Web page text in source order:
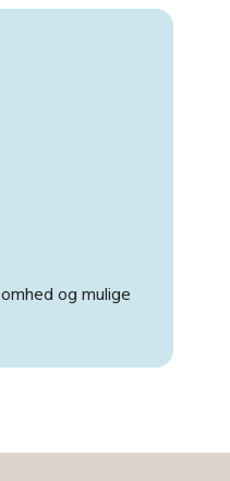
og mulige